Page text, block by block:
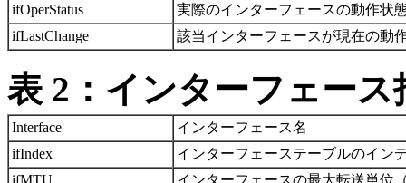
ifOperStatus
実際のインターフェースの動作状
ifLastChange
該当インターフェースが現在の動
表 2：インターフェース
Interface
インターフェース名
ifIndex
インターフェーステーブルのイン
ifMTU
インターフェースの最大転送単位